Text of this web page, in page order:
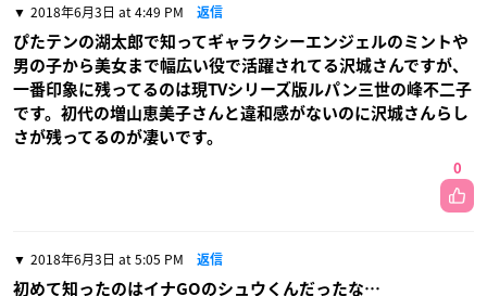
2018年6月3日 at 4:49 PM 返信
ぴたテンの湖太郎で知ってギャラクシーエンジェルのミントや
男の子から美女まで幅広い役で活躍されてる沢城さんですが、
一番印象に残ってるのは現TVシリーズ版ルパン三世の峰不二子
です。初代の増山恵美子さんと違和感がないのに沢城さんらし
さが残ってるのが凄いです。
0
2018年6月3日 at 5:05 PM 返信
初めて知ったのはイナGOのシュウくんだったな…